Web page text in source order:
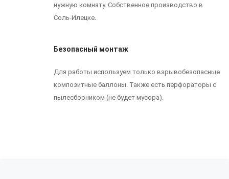
нужную комнату. Собственное производство в
Соль-Илецке.
Безопасный монтаж
Для работы используем только взрывобезопасные
композитные баллоны. Также есть перфораторы с
пылесборником (не будет мусора).